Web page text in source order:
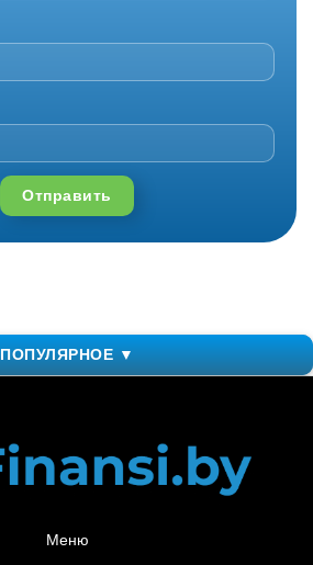
Отправить
ПОПУЛЯРНОЕ ▼
Меню